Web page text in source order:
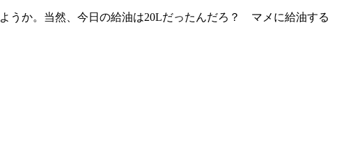
うか。当然、今日の給油は20Lだったんだろ？ マメに給油する